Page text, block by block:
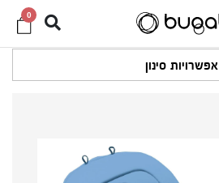
0
אפשרויות סינון